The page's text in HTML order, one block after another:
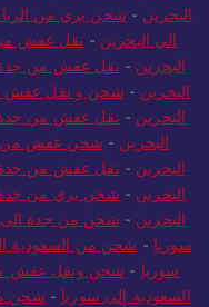
البحرين - شحن بري من
الي البحرين - نقل عفش
البحرين - نقل عفش من جدة
البحرين - شحن و نقل عفش
البحرين - نقل عفش من جدة
البحرين - شحن عفش من
البحرين - نقل عفش من جدة
البحرين - شحن بري من جدة
البحرين - شحن من جدة الى
سوريا - شحن من السعودية
سوريا - شحن ونقل عفش
السعودية إلى سوريا - شحن